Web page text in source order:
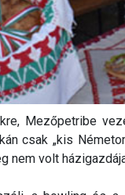
Mezőpetribe
csak „kis
nem volt